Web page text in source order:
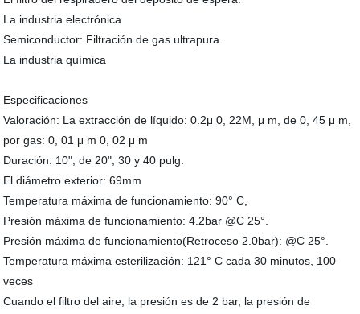
La industria electrónica
Semiconductor: Filtración de gas ultrapura
La industria química
Especificaciones
Valoración: La extracción de líquido: 0.2μ 0, 22M, μ m, de 0, 45 μ m,
por gas: 0, 01 μ m 0, 02 μ m
Duración: 10", de 20", 30 y 40 pulg.
El diámetro exterior: 69mm
Temperatura máxima de funcionamiento: 90° C,
Presión máxima de funcionamiento: 4.2bar @C 25°.
Presión máxima de funcionamiento(Retroceso 2.0bar): @C 25°.
Temperatura máxima esterilización: 121° C cada 30 minutos, 100
veces
Cuando el filtro del aire, la presión es de 2 bar, la presión de